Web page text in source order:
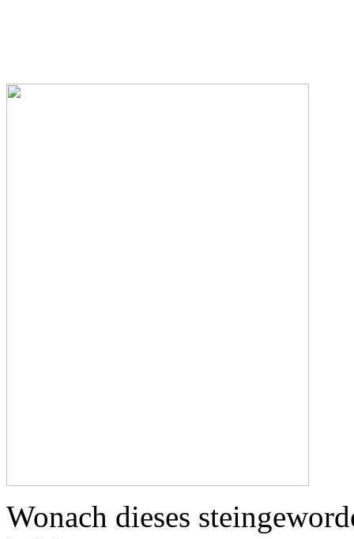
Wonach dieses